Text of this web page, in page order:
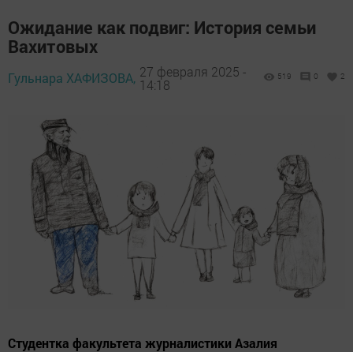
Ожидание как подвиг: История семьи
Вахитовых
Гульнара ХАФИЗОВА, 27 февраля 2025 -
14:18
519 0 2
Студентка факультета журналистики Азалия